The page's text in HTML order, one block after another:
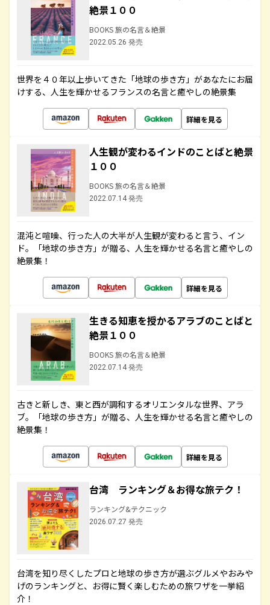
絶景１００
BOOKS 旅の名言＆絶景
2022.05.26 発売
世界を４０年以上歩いてきた「地球の歩き方」があなたにお届
けする、人生を輝かせるフランスの名言と癒やしの絶景集
詳細を見る
人生観が変わるインドのことばと絶景
１００
BOOKS 旅の名言＆絶景
2022.07.14 発売
混沌と喧噪、行った人の大半が人生観が変わると言う、イン
ド。「地球の歩き方」が贈る、人生を輝かせる名言と癒やしの
絶景集！
詳細を見る
生きる知恵を授かるアラブのことばと
絶景１００
BOOKS 旅の名言＆絶景
2022.07.14 発売
古きと新しき、東と西が調和するオリエンタルな世界、アラ
ブ。「地球の歩き方」が贈る、人生を輝かせる名言と癒やしの
絶景集！
詳細を見る
台湾 ランキング＆お得な旅テク！
ランキング&テクニック
2026.07.27 発売
台湾を知り尽くしたプロと地球の歩き方が選ぶグルメやおみや
げのランキングと、お得に賢く楽しむための旅ワザを一挙紹
介！